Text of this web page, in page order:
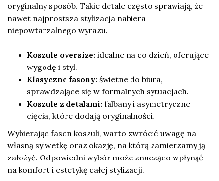
oryginalny sposób. Takie detale często sprawiają, że
nawet najprostsza stylizacja nabiera
niepowtarzalnego wyrazu.
Koszule oversize: idealne na co dzień, oferujące
wygodę i styl.
Klasyczne fasony: świetne do biura,
sprawdzające się w formalnych sytuacjach.
Koszule z detalami: falbany i asymetryczne
cięcia, które dodają oryginalności.
Wybierając fason koszuli, warto zwrócić uwagę na
własną sylwetkę oraz okazję, na którą zamierzamy ją
założyć. Odpowiedni wybór może znacząco wpłynąć
na komfort i estetykę całej stylizacji.